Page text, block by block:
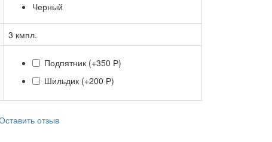
Черный
3 кмпл.
Подпятник (+350 Р)
Шильдик (+200 Р)
отзыв